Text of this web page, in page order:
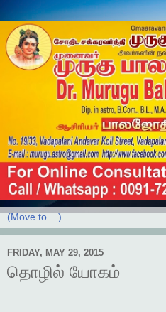
FRIDAY, MAY 29, 2015
தொழில் யோகம்